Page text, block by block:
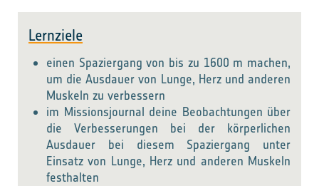
Lernziele
einen Spaziergang von bis zu 1600 m machen,
um die Ausdauer von Lunge, Herz und anderen
Muskeln zu verbessern
im Missionsjournal deine Beobachtungen über
die Verbesserungen bei der körperlichen
Ausdauer bei diesem Spaziergang unter
Einsatz von Lunge, Herz und anderen Muskeln
festhalten